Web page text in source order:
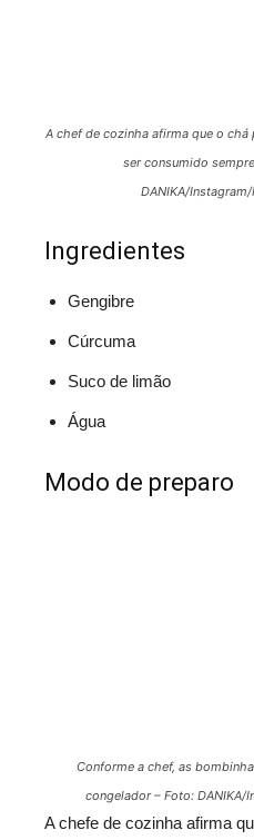
A chef de cozinha afirma que o
ser consumido
DANIKA/
Ingredientes
Gengibre
Cúrcuma
Suco de limão
Água
Modo de preparo
Conforme a chef, as
congelador – Foto: DANIKA/
A chefe de cozinha afirma